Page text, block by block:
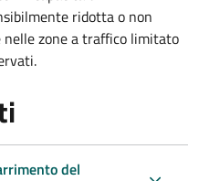
ridotta o non
nelle zone a traffico limitato
del